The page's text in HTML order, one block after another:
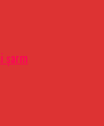
şarm